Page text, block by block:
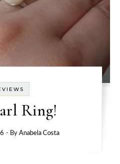
Ring!
- ByAnabela Costa